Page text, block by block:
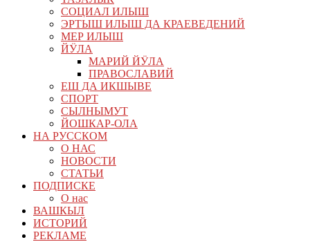
СОЦИАЛ ИЛЫШ
ЭРТЫШ ИЛЫШ ДА КРАЕВЕДЕНИЙ
МЕР ИЛЫШ
ЙӰЛА
МАРИЙ ЙӰЛА
ПРАВОСЛАВИЙ
ЕШ ДА ИКШЫВЕ
СПОРТ
СЫЛНЫМУТ
ЙОШКАР-ОЛА
НА РУССКОМ
О НАС
НОВОСТИ
СТАТЬИ
ПОДПИСКЕ
О нас
ВАШКЫЛ
ИСТОРИЙ
РЕКЛАМЕ